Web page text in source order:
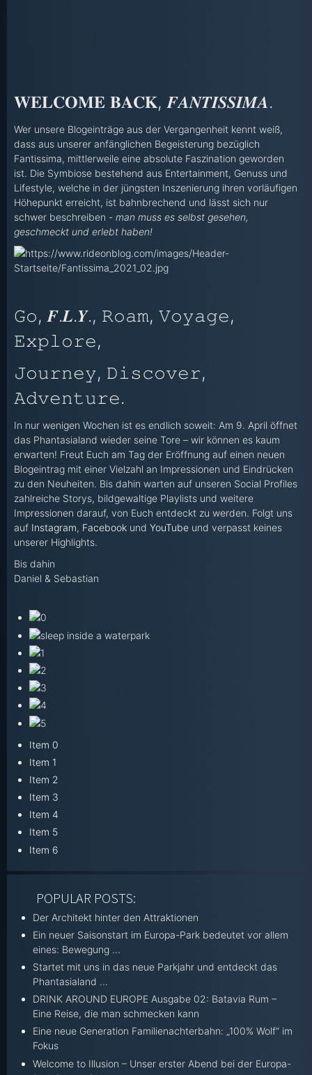
𝐖𝐄𝐋𝐂𝐎𝐌𝐄 𝐁𝐀𝐂𝐊, 𝑭𝑨𝑵𝑻𝑰𝑺𝑺𝑰𝑴𝑨.
Wer unsere Blogeinträge aus der Vergangenheit kennt weiß,
dass aus unserer anfänglichen Begeisterung bezüglich
Fantissima, mittlerweile eine absolute Faszination geworden
ist. Die Symbiose bestehend aus Entertainment, Genuss und
Lifestyle, welche in der jüngsten Inszenierung ihren vorläufigen
Höhepunkt erreicht, ist bahnbrechend und lässt sich nur
schwer beschreiben - man muss es selbst gesehen,
geschmeckt und erlebt haben!
𝙶𝚘, 𝑭.𝑳.𝒀., 𝚁𝚘𝚊𝚖, 𝚅𝚘𝚢𝚊𝚐𝚎,
𝙴𝚡𝚙𝚕𝚘𝚛𝚎,
𝙹𝚘𝚞𝚛𝚗𝚎𝚢, 𝙳𝚒𝚜𝚌𝚘𝚟𝚎𝚛,
𝙰𝚍𝚟𝚎𝚗𝚝𝚞𝚛𝚎.
In nur wenigen Wochen ist es endlich soweit: Am 9. April öffnet
das Phantasialand wieder seine Tore – wir können es kaum
erwarten! Freut Euch am Tag der Eröffnung auf einen neuen
Blogeintrag mit einer Vielzahl an Impressionen und Eindrücken
zu den Neuheiten. Bis dahin warten auf unseren Social Profiles
zahlreiche Storys, bildgewaltige Playlists und weitere
Impressionen darauf, von Euch entdeckt zu werden. Folgt uns
auf Instagram, Facebook und YouTube und verpasst keines
unserer Highlights.
Bis dahin
Daniel & Sebastian
Item 0
Item 1
Item 2
Item 3
Item 4
Item 5
Item 6
POPULAR POSTS:
Der Architekt hinter den Attraktionen
Ein neuer Saisonstart im Europa-Park bedeutet vor allem
eines: Bewegung ...
Startet mit uns in das neue Parkjahr und entdeckt das
Phantasialand ...
DRINK AROUND EUROPE Ausgabe 02: Batavia Rum –
Eine Reise, die man schmecken kann
Eine neue Generation Familienachterbahn: „100% Wolf“ im
Fokus
Welcome to Illusion – Unser erster Abend bei der Europa-